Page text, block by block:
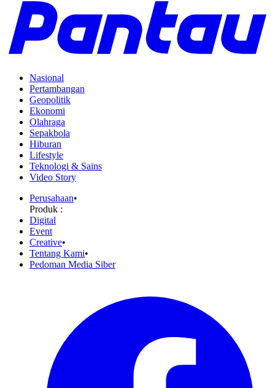
Nasional
Pertambangan
Geopolitik
Ekonomi
Olahraga
Sepakbola
Hiburan
Lifestyle
Teknologi & Sains
Video Story
Perusahaan•
Produk :
Digital
Event
Creative•
Tentang Kami•
Pedoman Media Siber